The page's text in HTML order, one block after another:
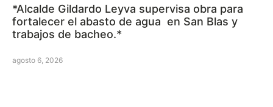
*Alcalde Gildardo Leyva supervisa obra para
fortalecer el abasto de agua en San Blas y
trabajos de bacheo.*
agosto 6, 2026